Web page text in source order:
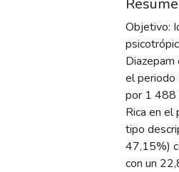
Objetivo:
Diazepam
el
por 1 488
Rica en
tipo
47,15%)
con un